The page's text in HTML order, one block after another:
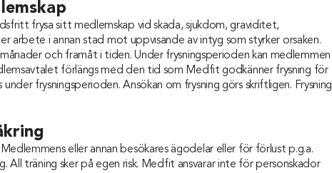
frysa sitt medlemskap vid skada, sjukdom, graviditet,
arbete i annan stad mot uppvisande av intyg som styrker orsaken.
månader och framåt i tiden. Under frysningsperioden kan medlemmen
förlängs med den tid som Medfit godkänner frysning för
frysningsperioden. Ansökan om frysning görs skriftligen. Frysning
eller annan besökares ägodelar eller för förlust p.g.a.
All träning sker på egen risk. Medfit ansvarar inte för personskador